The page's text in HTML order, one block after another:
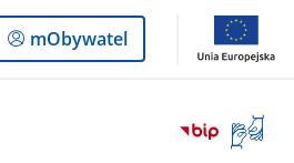
Logowanie
do
mObywatel
Otwórz
okno